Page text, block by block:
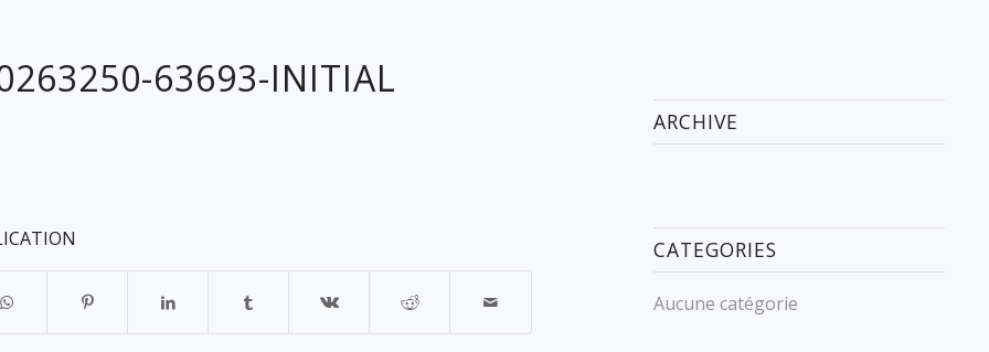
63693-INITIAL
ARCHIVE
CATEGORIES
Aucune catégorie